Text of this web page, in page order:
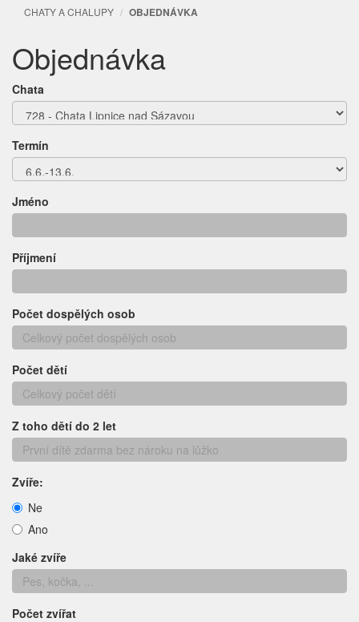
CHATY A CHALUPY OBJEDNÁVKA
Objednávka
Chata
Termín
Jméno
Příjmení
Počet dospělých osob
Počet dětí
Z toho dětí do 2 let
Zvíře:
Ne
Ano
Jaké zvíře
Počet zvířat